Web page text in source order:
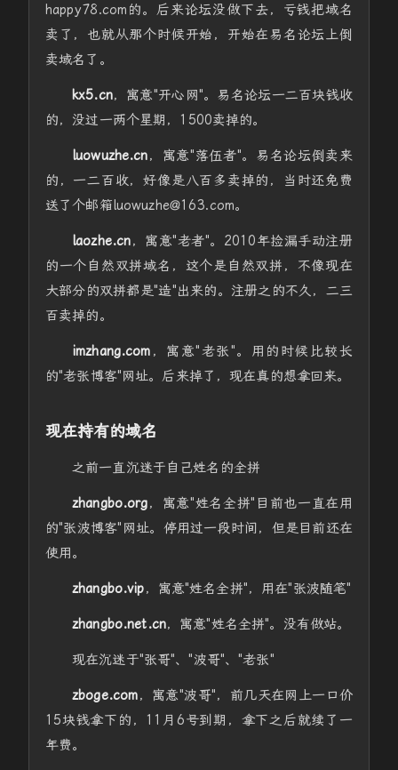
happy78.com的。后来论坛没做下去，亏钱把域名
卖了，也就从那个时候开始，开始在易名论坛上倒
卖域名了。
kx5.cn，寓意"开心网"。易名论坛一二百块钱收
的，没过一两个星期，1500卖掉的。
luowuzhe.cn，寓意"落伍者"。易名论坛倒卖来
的，一二百收，好像是八百多卖掉的，当时还免费
送了个邮箱luowuzhe@163.com。
laozhe.cn，寓意"老者"。2010年捡漏手动注册
的一个自然双拼域名，这个是自然双拼，不像现在
大部分的双拼都是"造"出来的。注册之的不久，二三
百卖掉的。
imzhang.com ，寓意"老张"。用的时候比较长
的"老张博客"网址。后来掉了，现在真的想拿回来。
现在持有的域名
之前一直沉迷于自己姓名的全拼
zhangbo.org，寓意"姓名全拼"目前也一直在用
的"张波博客"网址。停用过一段时间，但是目前还在
使用。
zhangbo.vip，寓意"姓名全拼"，用在"张波随笔"
zhangbo.net.cn，寓意"姓名全拼"。没有做站。
现在沉迷于"张哥"、"波哥"、"老张"
zboge.com，寓意"波哥"，前几天在网上一口价
15块钱拿下的，11月6号到期，拿下之后就续了一
年费。